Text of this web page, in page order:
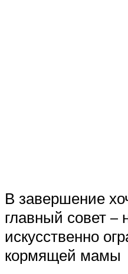
В завершение
главный совет –
искусственно
кормящей мамы